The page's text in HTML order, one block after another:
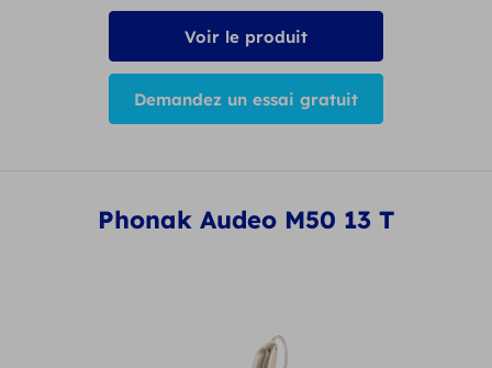
Voir le produit
Demandez un essai gratuit
Phonak Audeo M50 13 T